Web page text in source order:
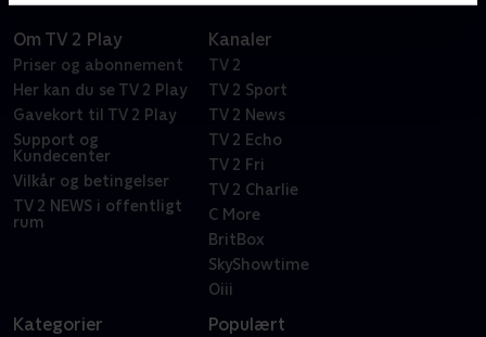
Om TV 2 Play
Priser og abonnement
Her kan du se TV 2 Play
Gavekort til TV 2 Play
Support og
Kundecenter
Vilkår og betingelser
TV 2 NEWS i offentligt
rum
Kanaler
TV 2
TV 2 Sport
TV 2 News
TV 2 Echo
TV 2 Fri
TV 2 Charlie
C More
BritBox
SkyShowtime
Oiii
Kategorier Populært